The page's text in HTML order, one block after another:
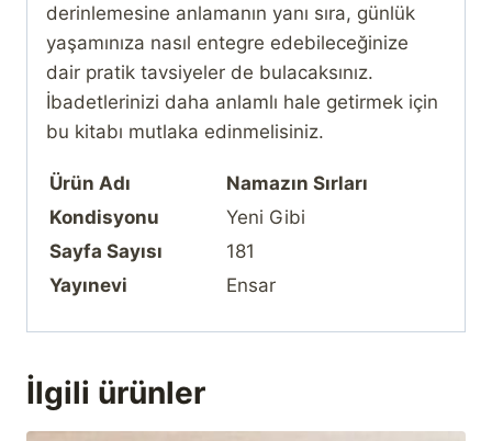
derinlemesine anlamanın yanı sıra, günlük
yaşamınıza nasıl entegre edebileceğinize
dair pratik tavsiyeler de bulacaksınız.
İbadetlerinizi daha anlamlı hale getirmek için
bu kitabı mutlaka edinmelisiniz.
Ürün Adı
Namazın Sırları
Kondisyonu
Yeni Gibi
Sayfa Sayısı
181
Yayınevi
Ensar
İlgili ürünler